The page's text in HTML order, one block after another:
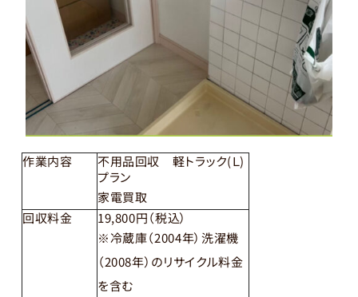
作業内容
不用品回収 軽トラック(Ｌ)
プラン
家電買取
回収料金
19,800円（税込）
※冷蔵庫（2004年）洗濯機
（2008年）のリサイクル料金
を含む